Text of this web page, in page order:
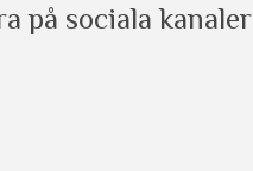
på sociala kanaler